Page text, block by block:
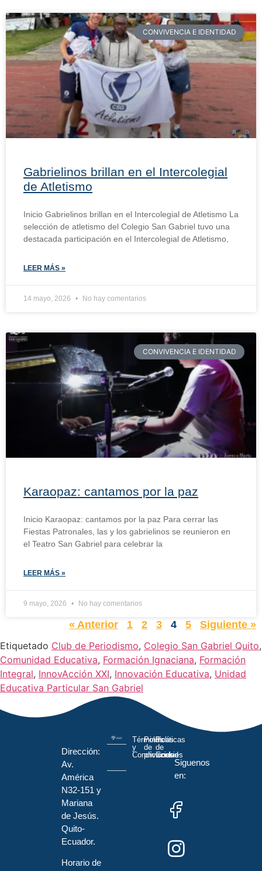
CONVIVENCIA E IDENTIDAD
Gabrielinos brillan en el Intercolegial
de Atletismo
Inicio Gabrielinos brillan en el Intercolegial de Atletismo La
selección de atletismo del Colegio San Gabriel tuvo una
destacada participación en el Intercolegial de Atletismo,
LEER MÁS »
14 mayo, 2026 No hay comentarios
CONVIVENCIA E IDENTIDAD
Karaopaz: cantamos por la paz
Inicio Karaopaz: cantamos por la paz Para cerrar las
Fiestas Patronales, las y los gabrielinos se reunieron en
el Teatro San Gabriel para celebrar la
LEER MÁS »
9 mayo, 2026 No hay comentarios
« Anterior 1 2 3 4 5
Siguiente »
Etiquetado Club de Periodismo, Colegio San Gabriel Quito,
Comunidad Educativa, Formación Ignaciana, Formación
Integral, InnovAcción XXI, Innovación Educativa, Unidad
Educativa Particular San Gabriel
Dirección:
Av.
América
N32-151 y
Mariana
de Jesús.
Quito-
Ecuador.
Horario de
Términos
y
Condiciones
Políticas
de
privacidad
Políticas
de
Cookies
Siguenos
en: